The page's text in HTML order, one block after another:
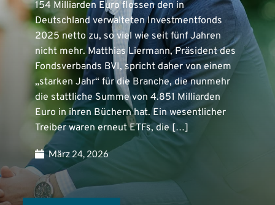
154 Milliarden Euro flossen den in
Deutschland verwalteten Investmentfonds
2025 netto zu, so viel wie seit fünf Jahren
nicht mehr. Matthias Liermann, Präsident des
Fondsverbands BVI, spricht daher von einem
„starken Jahr“ für die Branche, die nunmehr
die stattliche Summe von 4.851 Milliarden
Euro in ihren Büchern hat. Ein wesentlicher
Treiber waren erneut ETFs, die […]
März 24, 2026